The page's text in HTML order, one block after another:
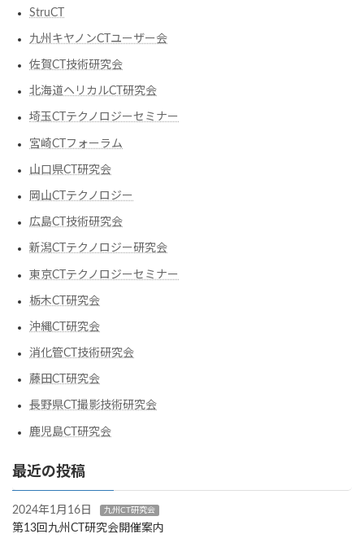
StruCT
九州キヤノンCTユーザー会
佐賀CT技術研究会
北海道ヘリカルCT研究会
埼玉CTテクノロジーセミナー
宮崎CTフォーラム
山口県CT研究会
岡山CTテクノロジー
広島CT技術研究会
新潟CTテクノロジー研究会
東京CTテクノロジーセミナー
栃木CT研究会
沖縄CT研究会
消化管CT技術研究会
藤田CT研究会
長野県CT撮影技術研究会
鹿児島CT研究会
最近の投稿
2024年1月16日 九州CT研究会
第13回九州CT研究会開催案内